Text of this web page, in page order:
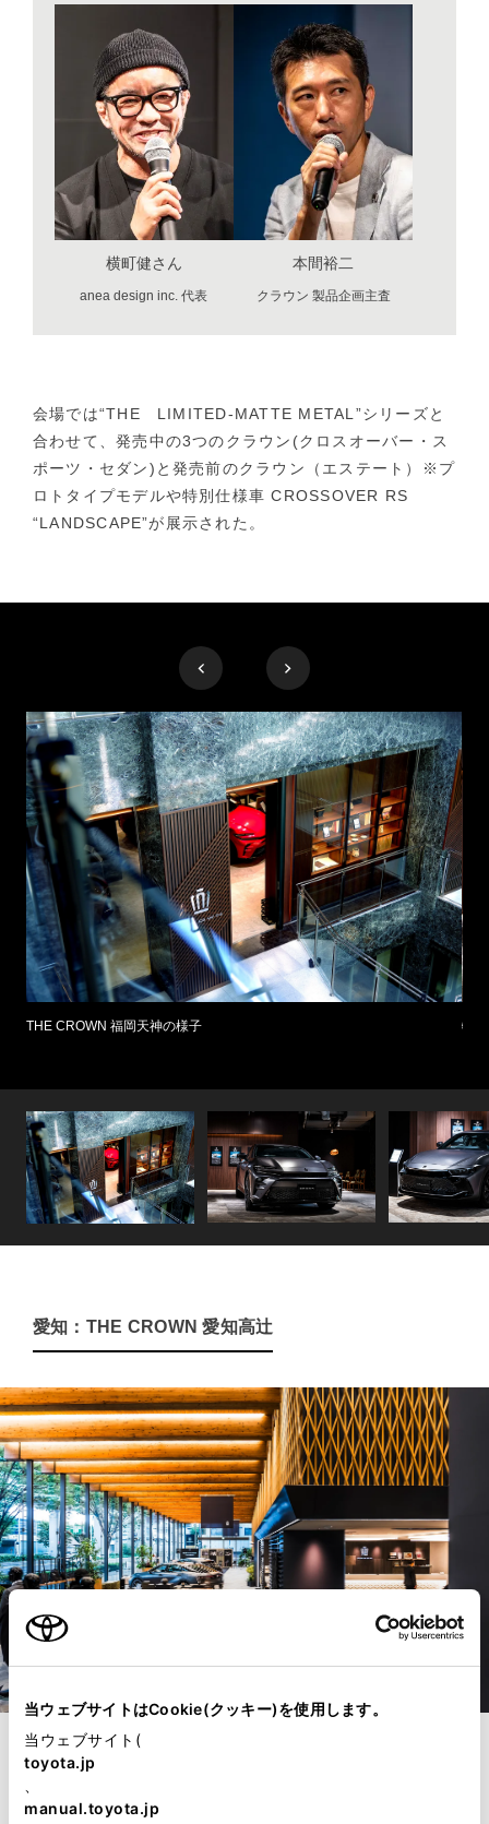
当ウェブサイトはCookie(クッキー)を使用します。
当ウェブサイト(
toyota.jp
manual.toyota.jp
横町健さん
anea design inc. 代表
本間裕二
クラウン 製品企画主査
会場では“THE LIMITED-MATTE METAL”シリーズと
合わせて、発売中の3つのクラウン(クロスオーバー・ス
ポーツ・セダン)と発売前のクラウン（エステート）※プ
ロトタイプモデルや特別仕様車 CROSSOVER RS
“LANDSCAPE”が展示された。
町THE CROWN 福岡天神の様子 特
愛知：THE CROWN 愛知高辻
2024年9月19日～9月22日に行われた愛知会場では、22